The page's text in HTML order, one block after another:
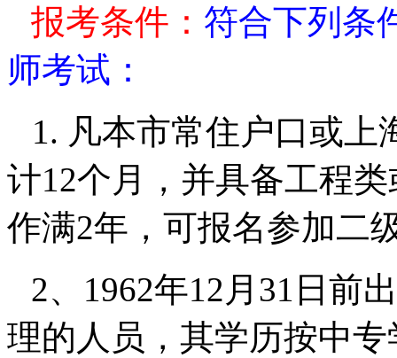
报考条件： 符合下列条
师考试：
1. 凡本市常住户口或上
计12个月，并具备工程
作满2年，可报名参加二
2、 1962年12 月 31 日前
理的人员，其学历按中